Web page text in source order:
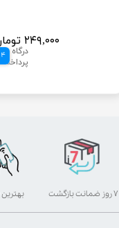
۲۴۹,۰۰۰ تومان
4 قسط
۷ روز ضمانت بازگشت